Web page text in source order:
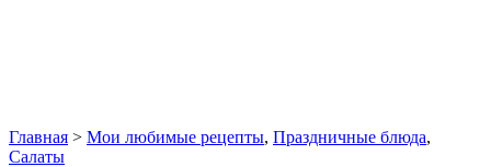
Главная > Мои любимые рецепты, Праздничные блюда,
Салаты